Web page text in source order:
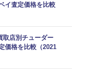
イ査定価格を比較
取店別チューダー
価格を比較（2021